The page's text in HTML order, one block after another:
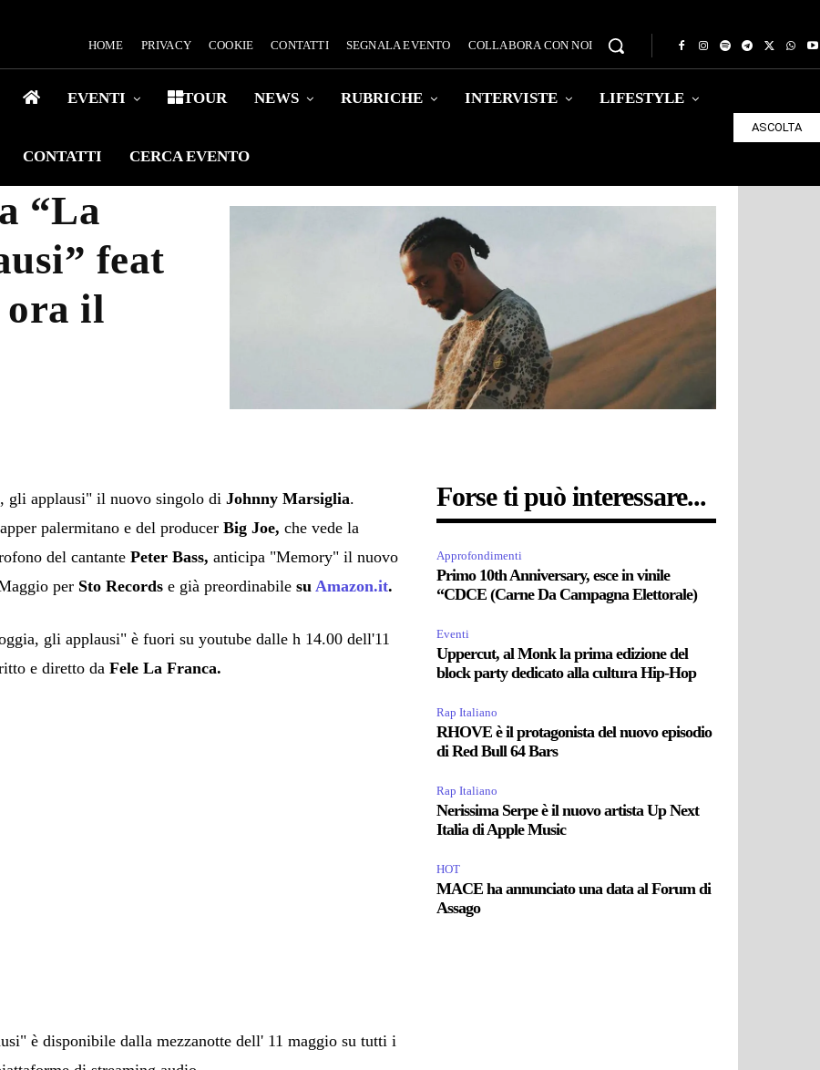
HOME PRIVACY COOKIE CONTATTI SEGNALA EVENTO COLLABORA CON NOI
EVENTI TOUR NEWS RUBRICHE INTERVISTE LIFESTYLE
CONTATTI CERCA EVENTO
ASCOLTA
“La
feat
ora il
gli applausi" il nuovo singolo diJohnny Marsiglia.
palermitano e del producerBig Joe,che vede la
del cantante Peter Bass,anticipa "Memory" il nuovo
per Sto Records e già preordinabilesu Amazon.it.
gli applausi" è fuori su youtube dalle h 14.00 dell'11
e diretto daFele La Franca.
è disponibile dalla mezzanotte dell' 11 maggio su tutti i
Forse ti può interessare...
Approfondimenti
Primo 10th Anniversary, esce in vinile
“CDCE (Carne Da Campagna Elettorale)
Eventi
Uppercut, al Monk la prima edizione del
block party dedicato alla cultura Hip-Hop
Rap Italiano
RHOVE è il protagonista del nuovo episodio
di Red Bull 64 Bars
Rap Italiano
Nerissima Serpe è il nuovo artista Up Next
Italia di Apple Music
HOT
MACE ha annunciato una data al Forum di
Assago